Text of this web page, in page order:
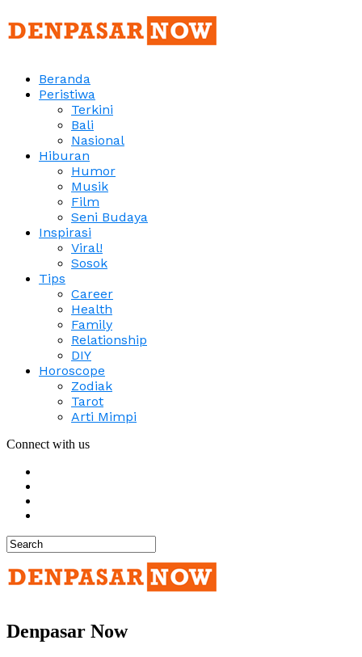
Beranda
Peristiwa
Terkini
Bali
Nasional
Hiburan
Humor
Musik
Film
Seni Budaya
Inspirasi
Viral!
Sosok
Tips
Career
Health
Family
Relationship
DIY
Horoscope
Zodiak
Tarot
Arti Mimpi
Connect with us
Denpasar Now